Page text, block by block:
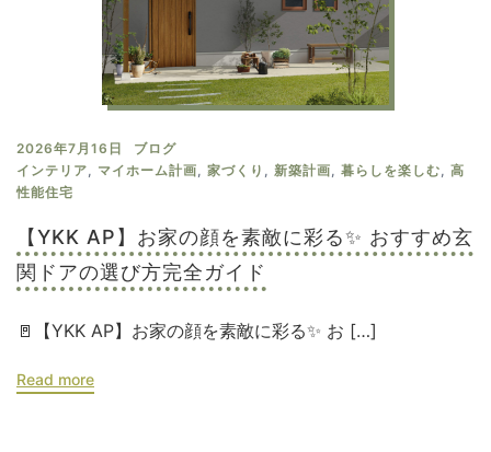
2026年7月16日
ブログ
インテリア, マイホーム計画, 家づくり , 新築計画, 暮らしを楽しむ, 高
性能住宅
【YKK AP】お家の顔を素敵に彩る✨ おすすめ玄
関ドアの選び方完全ガイド
🚪【YKK AP】お家の顔を素敵に彩る✨ お […]
Read more